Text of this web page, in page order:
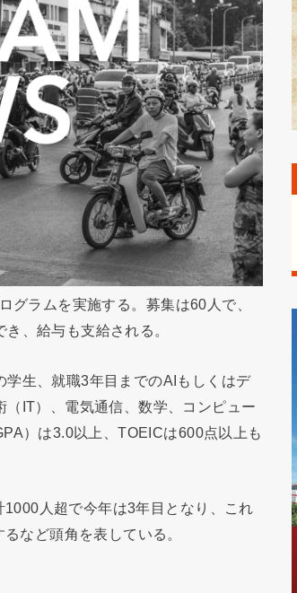
ラムを実施する。募集は60人で、
、給与も支給される。
生、就職3年目までのAIもしくはデ
IT）、電気通信、数学、コンピュー
）は3.0以上、TOEICは600点以上も
人超で今年は3年目となり、これ
など頭角を表している。